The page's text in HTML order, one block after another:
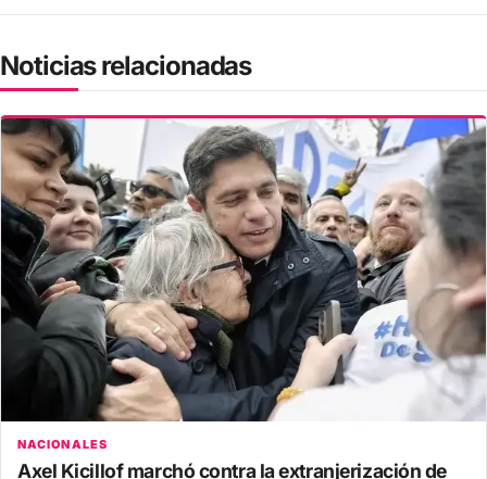
Noticias relacionadas
NACIONALES
Axel Kicillof marchó contra la extranjerización de